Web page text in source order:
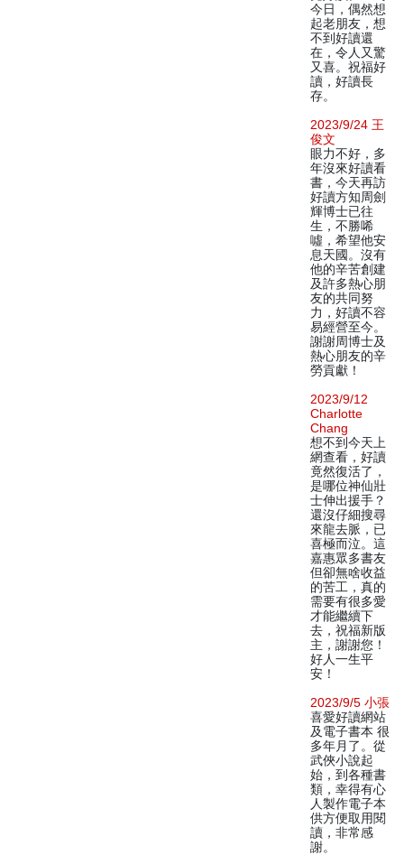
今日，偶然想
起老朋友，想
不到好讀還
在，令人又驚
又喜。祝福好
讀，好讀長
存。
2023/9/24 王
俊文
眼力不好，多
年沒來好讀看
書，今天再訪
好讀方知周劍
輝博士已往
生，不勝唏
噓，希望他安
息天國。沒有
他的辛苦創建
及許多熱心朋
友的共同努
力，好讀不容
易經營至今。
謝謝周博士及
熱心朋友的辛
勞貢獻！
2023/9/12
Charlotte
Chang
想不到今天上
網查看，好讀
竟然復活了，
是哪位神仙壯
士伸出援手？
還沒仔細搜尋
來龍去脈，已
喜極而泣。這
嘉惠眾多書友
但卻無啥收益
的苦工，真的
需要有很多愛
才能繼續下
去，祝福新版
主，謝謝您！
好人一生平
安！
2023/9/5 小張
喜愛好讀網站
及電子書本 很
多年月了。從
武俠小說起
始，到各種書
類，幸得有心
人製作電子本
供方便取用閱
讀，非常感
謝。